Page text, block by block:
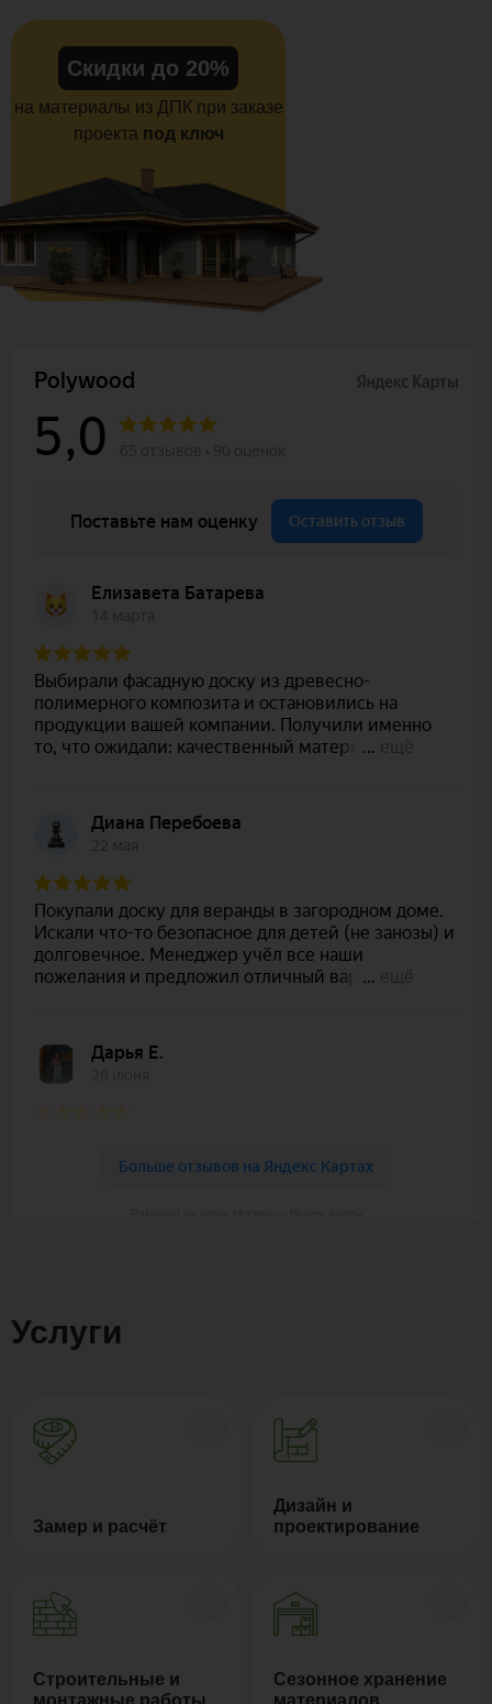
Скидки до 20%
на материалы из ДПК при заказе
проекта под ключ
Услуги
Замер и расчёт
Дизайн и
проектирование
Строительные и
монтажные работы
Сезонное хранение
материалов